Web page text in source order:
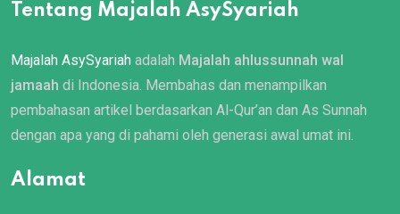
Tentang Majalah AsySyariah
Majalah AsySyariah adalah Majalah ahlussunnah wal
jamaah di Indonesia. Membahas dan menampilkan
pembahasan artikel berdasarkan Al-Qur’an dan As Sunnah
dengan apa yang di pahami oleh generasi awal umat ini.
Alamat